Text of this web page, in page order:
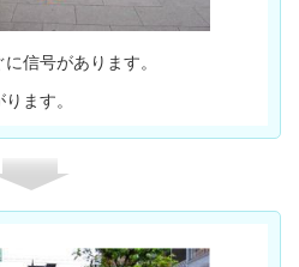
信号があります。
ます。